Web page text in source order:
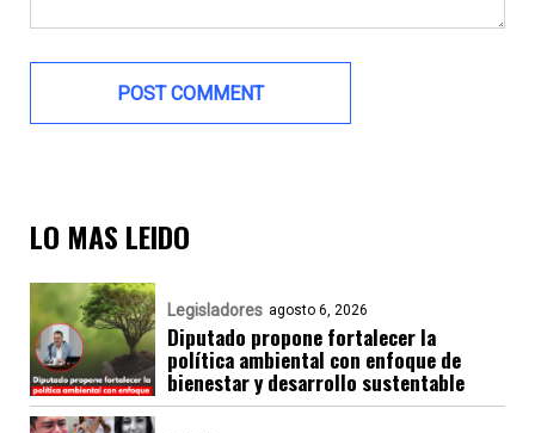
LO MAS LEIDO
Legisladores agosto 6, 2026
Diputado propone fortalecer la
política ambiental con enfoque de
bienestar y desarrollo sustentable